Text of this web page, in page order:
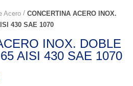
Acero
CONCERTINA ACERO INOX.
430 SAE 1070
INOX. DOBLE
AISI 430 SAE 1070